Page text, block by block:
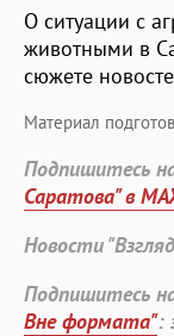
О ситуации с
животными в
сюжете
Материал
Подпишитесь
Саратова" в
Новости
Подпишитесь
Вне формата":